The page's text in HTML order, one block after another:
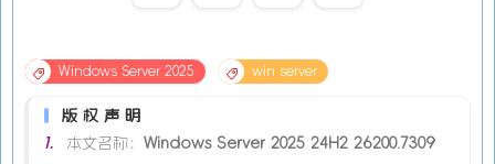
Windows Server 2025 win server
版权声明
1.
本文名称： Windows Server 2025 24H2 26200.7309